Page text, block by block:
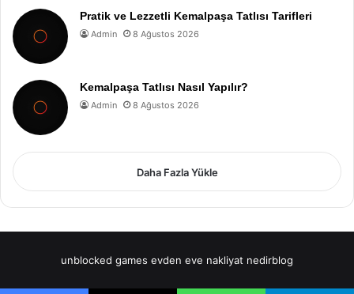
Pratik ve Lezzetli Kemalpaşa Tatlısı Tarifleri
Admin 8 Ağustos 2026
Kemalpaşa Tatlısı Nasıl Yapılır?
Admin 8 Ağustos 2026
Daha Fazla Yükle
unblocked games evden eve nakliyat nedirblog